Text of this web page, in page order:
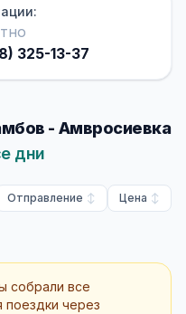
325-13-37
- Амвросиевка
дни
Отправление Цена
собрали все
через